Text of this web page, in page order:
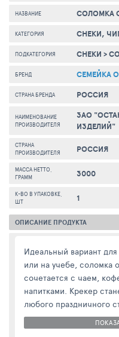
НАЗВАНИЕ СОЛОМКА
КАТЕГОРИЯ СНЕКИ,
ПОДКАТЕГОРИЯ СНЕКИ >
БРЕНД СЕМЕЙКА
СТРАНА БРЕНДА РОССИЯ
НАИМЕНОВАНИЕ
ПРОИЗВОДИТЕЛЯ
ЗАО
ИЗДЕЛИЙ"
СТРАНА
ПРОИЗВОДИТЕЛЯ
РОССИЯ
МАССА НЕТТО,
ГРАММ
3000
К-ВО В УПАКОВКЕ,
ШТ
1
ОПИСАНИЕ ПРОДУКТА
Идеальный вариант
или на учебе, соломка
сочетается с чаем,
напитками. Крекер
любого праздничного